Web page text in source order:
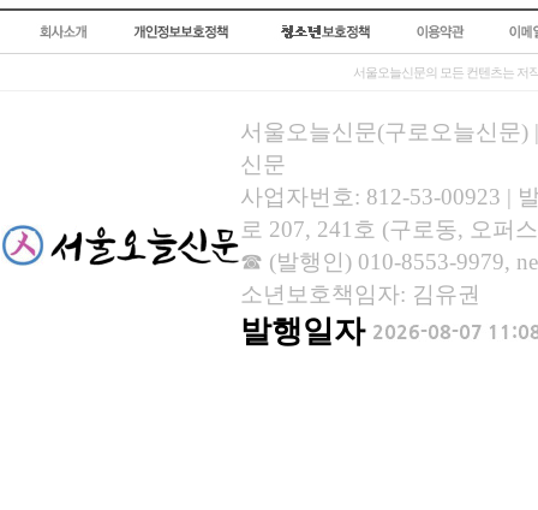
서울오늘신문의 모든 컨텐츠는 저
서울오늘신문(구로오늘신문)
신문
사업자번호: 812-53-00923 |
로 207, 241호 (구로동, 오퍼
☎ (발행인) 010-8553-9979,
소년보호책임자: 김유권
발행일자